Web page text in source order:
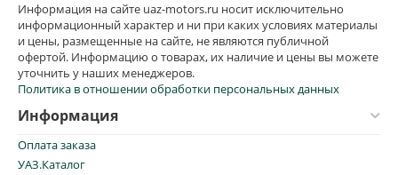
Информация на сайте uaz-motors.ru носит исключительно
информационный характер и ни при каких условиях материалы
и цены, размещенные на сайте, не являются публичной
офертой. Информацию о товарах, их наличие и цены вы можете
уточнить у наших менеджеров.
Политика в отношении обработки персональных данных
Информация
Оплата заказа
УАЗ.Каталог